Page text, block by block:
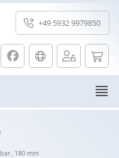
+49 5932 9979850
180 mm